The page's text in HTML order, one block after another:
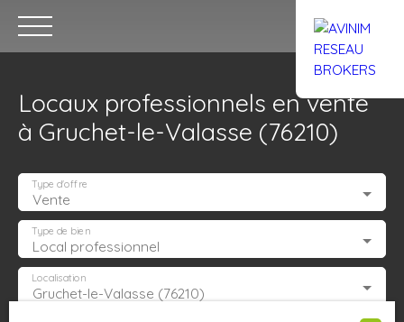
Accueil Acheter Trouver un
Estimation
Locaux professionnels en vente
à Gruchet-le-Valasse (76210)
Vente
Type d'offre
Local professionnel
Type de bien
Gruchet-le-Valasse (76210)
Localisation